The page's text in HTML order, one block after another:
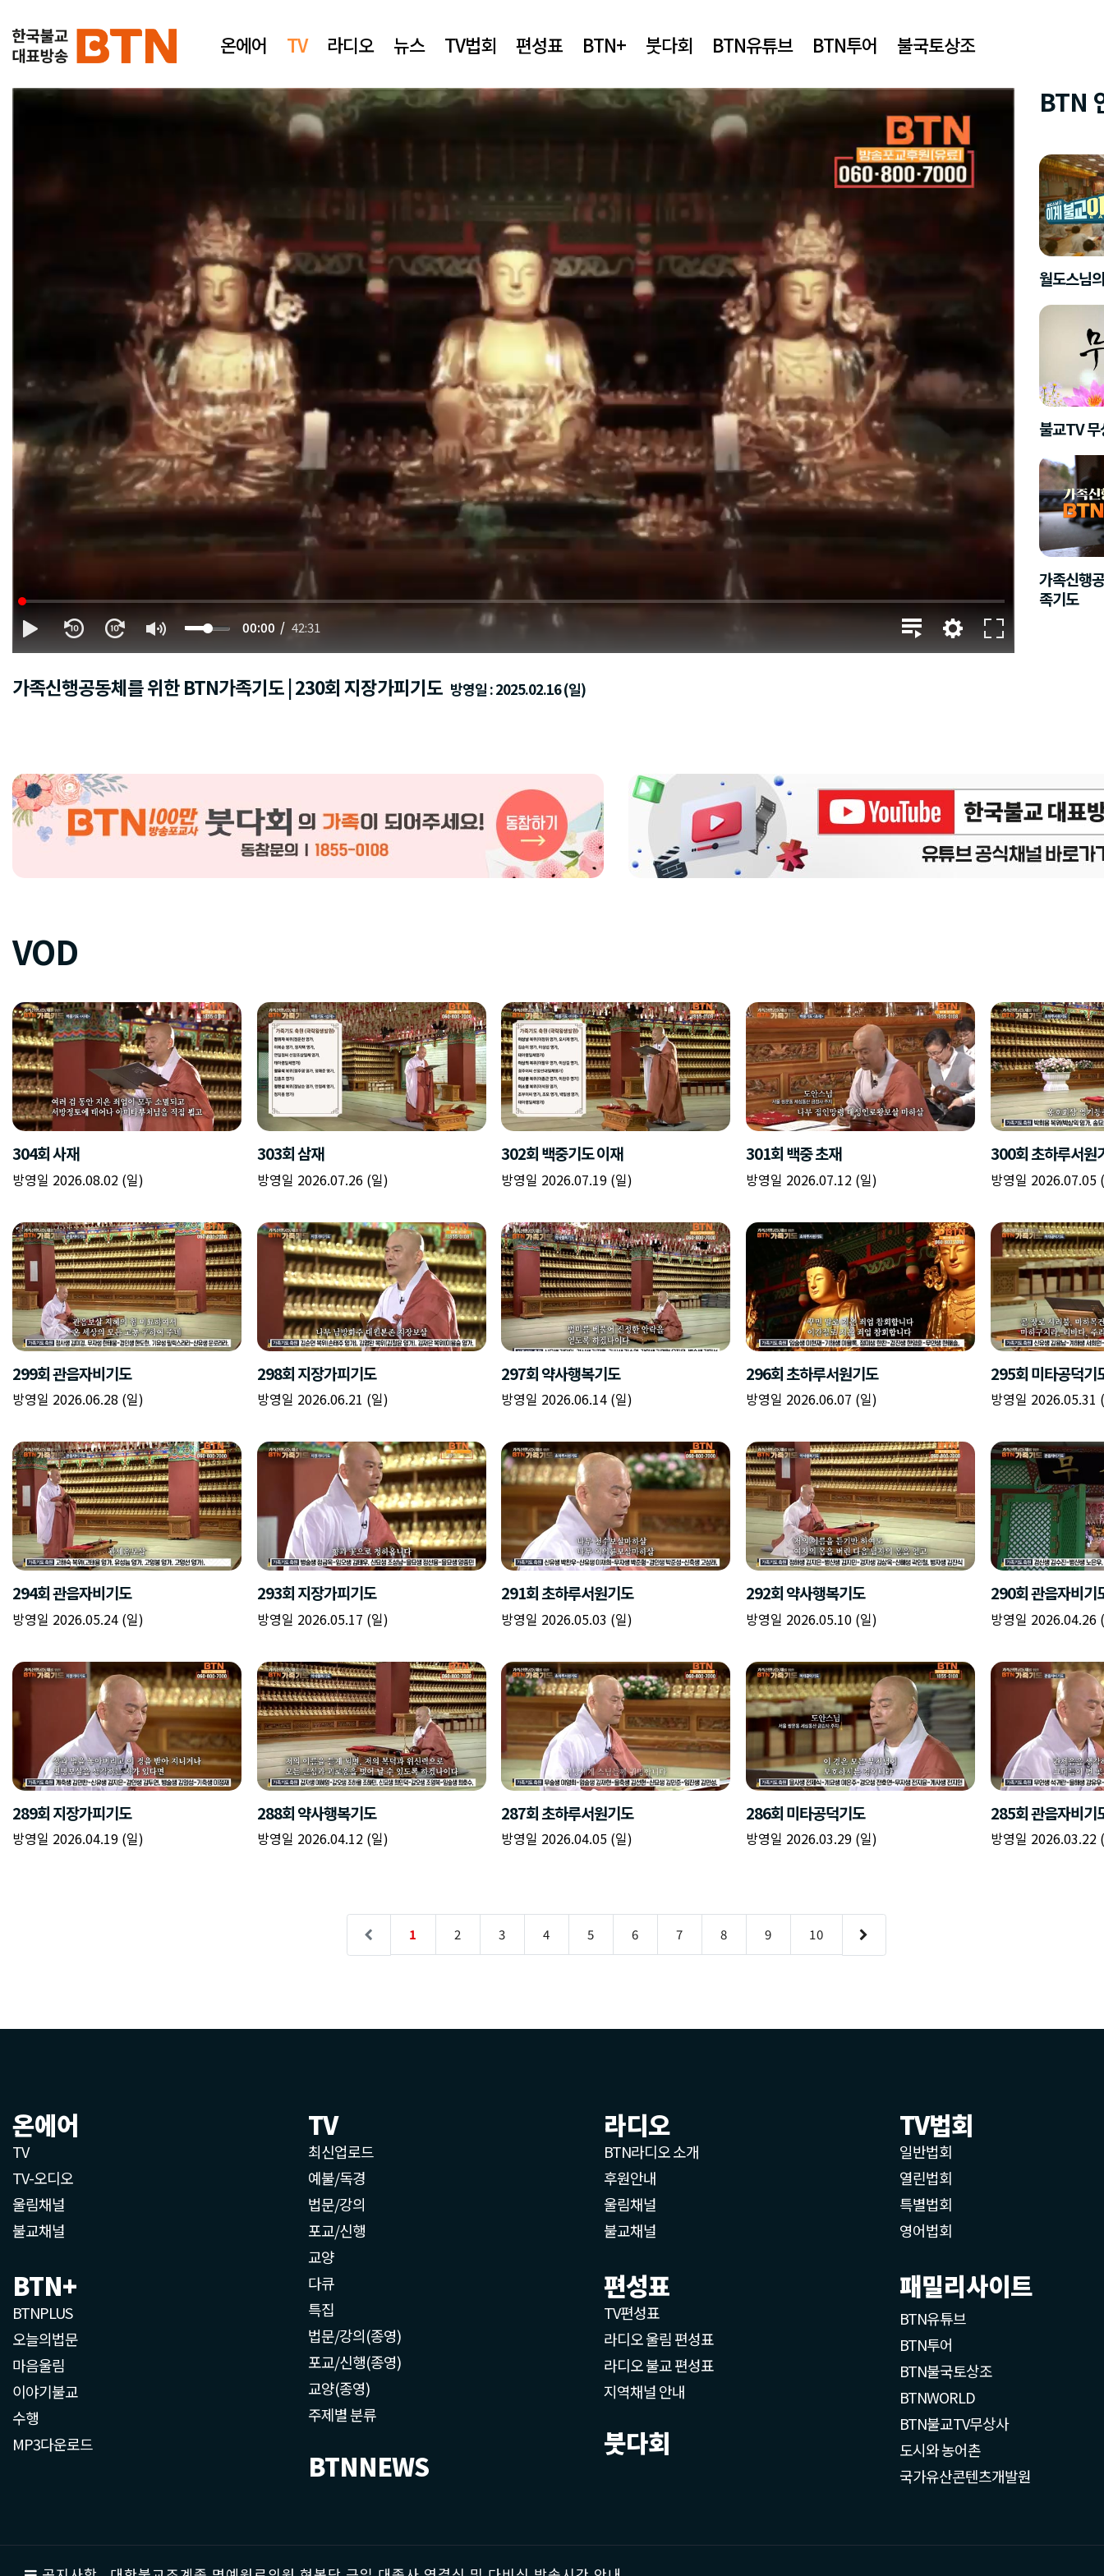
온에어 TV 라디오 뉴스 TV법회 편성표 BTN+ 붓다회 BTN유튜브 BTN투어 불국토상조
00:00 42:31
정
책
갈
피
입
력
시간
확인
닫기
구
간
반
복
입
력
시작시간
종료시간
확인
닫기
플
레
이
리
스
트
추
가
이름
주소
이미지
설명
닫기
BTN
월도스님
불교TV
가족신행
족기도
가족신행공동체를 위한 BTN가족기도 | 230회 지장가피기도 방영일 : 2025.02.16 (일)
온에어
TV
TV-오디오
울림채널
불교채널
BTN+
BTNPLUS
오늘의법문
마음울림
이야기불교
수행
MP3다운로드
TV
최신업로드
예불/독경
법문/강의
포교/신행
교양
다큐
특집
법문/강의(종영)
포교/신행(종영)
교양(종영)
주제별 분류
BTNNEWS
라디오
BTN라디오 소개
후원안내
울림채널
불교채널
편성표
TV편성표
라디오 울림 편성표
라디오 불교 편성표
지역채널 안내
붓다회
TV법회
일반법회
열린법회
특별법회
영어법회
패밀리사이트
BTN유튜브
BTN투어
BTN불국토상조
BTNWORLD
BTN불교TV무상사
도시와 농어촌
국가유산콘텐츠개발원